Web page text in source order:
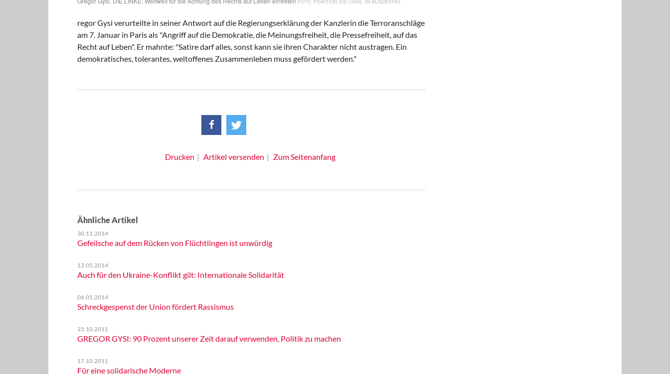
FRAKTION DIE LINKE. IM BUNDESTAG
regor Gysi verurteilte in seiner Antwort auf die Regierungserklärung der Kanzlerin die Terroranschläge
am 7. Januar in Paris als "Angriff auf die Demokratie, die Meinungsfreiheit, die Pressefreiheit, auf das
Recht auf Leben". Er mahnte: "Satire darf alles, sonst kann sie ihren Charakter nicht austragen. Ein
demokratisches, tolerantes, weltoffenes Zusammenleben muss gefördert werden."
Drucken Artikel versenden Zum Seitenanfang
Ähnliche Artikel
30.11.2014
Gefeilsche auf dem Rücken von Flüchtlingen ist unwürdig
12.05.2014
Auch für den Ukraine-Konflikt gilt: Internationale Solidarität
06.01.2014
Schreckgespenst der Union fördert Rassismus
25.10.2011
GREGOR GYSI: 90 Prozent unserer Zeit darauf verwenden, Politik zu machen
17.10.2011
Für eine solidarische Moderne